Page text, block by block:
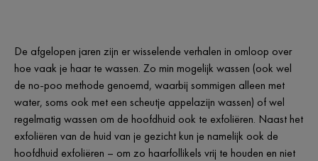
De afgelopen jaren zijn er wisselende verhalen in omloop over
hoe vaak je haar te wassen. Zo min mogelijk wassen (ook wel
de no-poo methode genoemd, waarbij sommigen alleen met
water, soms ook met een scheutje appelazijn wassen) of wel
regelmatig wassen om de hoofdhuid ook te exfoliëren. Naast het
exfoliëren van de huid van je gezicht kun je namelijk ook de
hoofdhuid exfoliëren – om zo haarfollikels vrij te houden en niet